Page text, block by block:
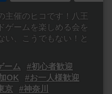
主催のヒコです！八王
ゲームを楽しめる会を
い、こうでもない！と
ーム
#初心者歓迎
OK
#お一人様歓迎
京 #神奈川